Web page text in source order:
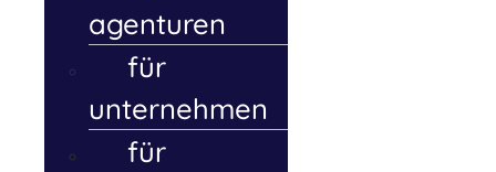
agenturen
für
unternehmen
für